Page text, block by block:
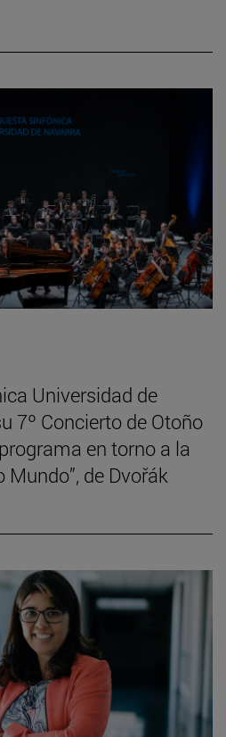
Universidad de
7º Concierto de Otoño
en torno a la
Mundo”, de Dvořák